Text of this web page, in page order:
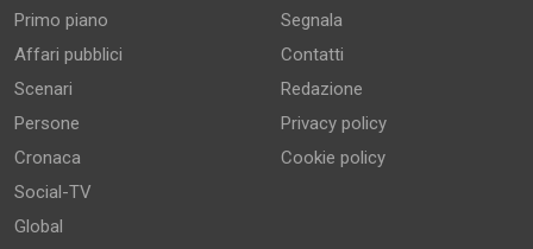
Primo piano
Affari pubblici
Scenari
Persone
Cronaca
Social-TV
Global
Segnala
Contatti
Redazione
Privacy policy
Cookie policy